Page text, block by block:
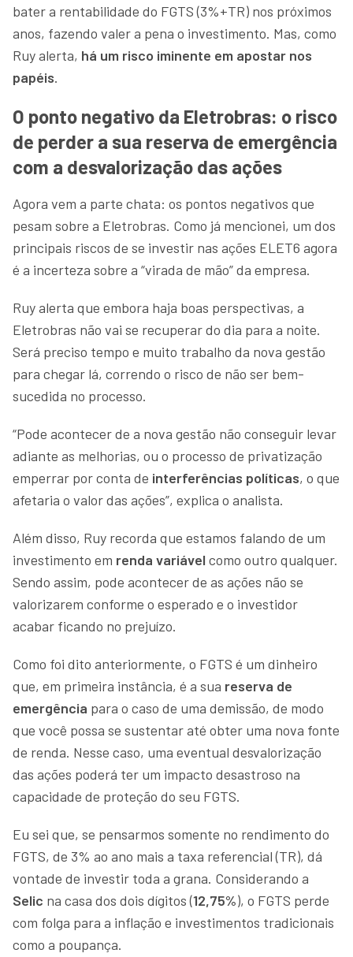
bater a rentabilidade do FGTS (3%+TR) nos próximos
anos, fazendo valer a pena o investimento. Mas, como
Ruy alerta, há um risco iminente em apostar nos
papéis.
O ponto negativo da Eletrobras: o risco
de perder a sua reserva de emergência
com a desvalorização das ações
Agora vem a parte chata: os pontos negativos que
pesam sobre a Eletrobras. Como já mencionei, um dos
principais riscos de se investir nas ações ELET6 agora
é a incerteza sobre a “virada de mão” da empresa.
Ruy alerta que embora haja boas perspectivas, a
Eletrobras não vai se recuperar do dia para a noite.
Será preciso tempo e muito trabalho da nova gestão
para chegar lá, correndo o risco de não ser bem-
sucedida no processo.
“Pode acontecer de a nova gestão não conseguir levar
adiante as melhorias, ou o processo de privatização
emperrar por conta de interferências políticas, o que
afetaria o valor das ações”, explica o analista.
Além disso, Ruy recorda que estamos falando de um
investimento em renda variável como outro qualquer.
Sendo assim, pode acontecer de as ações não se
valorizarem conforme o esperado e o investidor
acabar ficando no prejuízo.
Como foi dito anteriormente, o FGTS é um dinheiro
que, em primeira instância, é a sua reserva de
emergência para o caso de uma demissão, de modo
que você possa se sustentar até obter uma nova fonte
de renda. Nesse caso, uma eventual desvalorização
das ações poderá ter um impacto desastroso na
capacidade de proteção do seu FGTS.
Eu sei que, se pensarmos somente no rendimento do
FGTS, de 3% ao ano mais a taxa referencial (TR), dá
vontade de investir toda a grana. Considerando a
Selic na casa dos dois dígitos (12,75%), o FGTS perde
com folga para a inflação e investimentos tradicionais
como a poupança.